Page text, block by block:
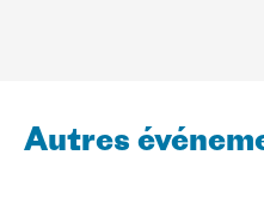
Autres